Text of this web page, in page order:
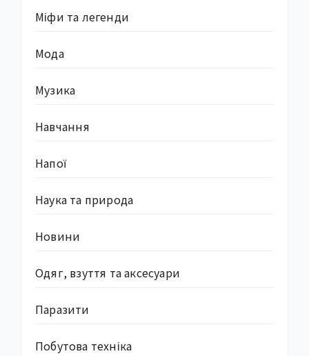
Міфи та легенди
Мода
Музика
Навчання
Напої
Наука та природа
Новини
Одяг, взуття та аксесуари
Паразити
Побутова техніка